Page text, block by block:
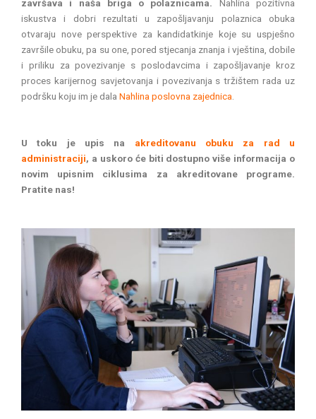
završava i naša briga o polaznicama. Nahlina pozitivna
iskustva i dobri rezultati u zapošljavanju polaznica obuka
otvaraju nove perspektive za kandidatkinje koje su uspješno
završile obuku, pa su one, pored stjecanja znanja i vještina, dobile
i priliku za povezivanje s poslodavcima i zapošljavanje kroz
proces karijernog savjetovanja i povezivanja s tržištem rada uz
podršku koju im je dala Nahlina poslovna zajednica
U toku je upis na akreditovanu obuku za rad u
administraciji, a uskoro će biti dostupno više informacija o
novim upisnim ciklusima za akreditovane programe.
Pratite nas!